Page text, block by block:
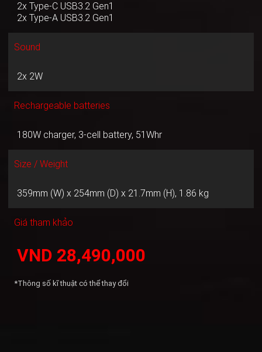
2x Type-C USB3.2 Gen1
2x Type-A USB3.2 Gen1
Sound
2x 2W
Rechargeable batteries
180W charger, 3-cell battery, 51Whr
Size / Weight
359mm (W) x 254mm (D) x 21.7mm (H), 1.86 kg
Giá tham khảo
VND 28,490,000
*Thông số kĩ thuật có thể thay đổi